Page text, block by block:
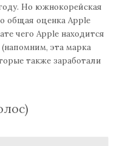
Но южнокорейская
общая оценка Apple
чего Apple находится
эта марка
также заработали